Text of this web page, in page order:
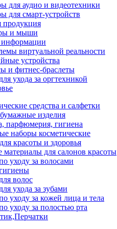
для аудио и видеотехники
для смарт-устройств
продукция
и мыши
виртуальной реальности
устройства
и фитнес-браслеты
ухода за оргтехникой
средства и салфетки
изделия
парфюмерия, гигиена
наборы косметические
красоты и здоровья
материалы для салонов красоты
уходу за волосами
волос
ухода за зубами
уходу за кожей лица и тела
уходу за полостью рта